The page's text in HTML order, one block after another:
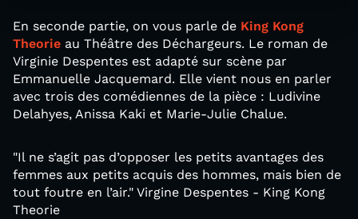
En seconde partie, on vous parle de King Kong
Theorie au Théâtre des Déchargeurs. Le roman de
Virginie Despentes est adapté sur scène par
Emmanuelle Jacquemard. Elle vient nous en parler
avec trois des comédiennes de la pièce : Ludivine
Delahyes, Anissa Kaki et Marie-Julie Chalue.
"Il ne s’agit pas d’opposer les petits avantages des
femmes aux petits acquis des hommes, mais bien de
tout foutre en l’air." Virgine Despentes - King Kong
Theorie